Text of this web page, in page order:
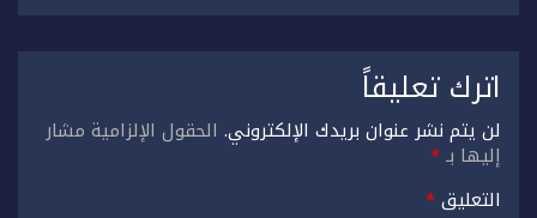
اترك تعليقاً
لن يتم نشر عنوان بريدك الإلكتروني. الحقول الإلزامية مشار
إليها بـ*
التعليق*